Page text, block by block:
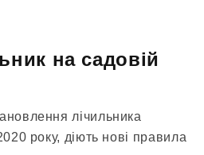
на садовій
лічильника
року, діють нові правила